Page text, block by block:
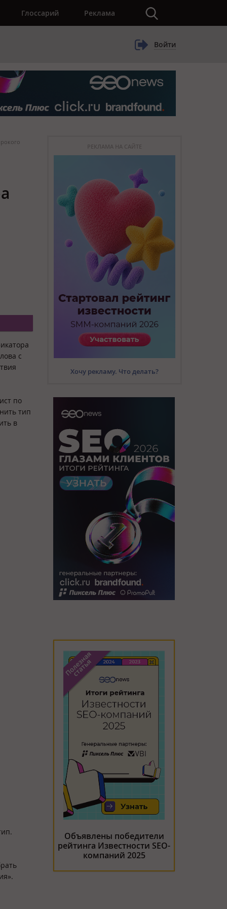
Глоссарий Реклама
Войти
с
по
тип
в
РЕКЛАМА НА САЙТЕ
Хочу рекламу. Что делать?
Объявлены победители
рейтинга Известности SEO-
компаний 2025